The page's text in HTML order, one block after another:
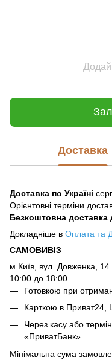
Доставка
Доставка по Україні
Орієнтовні терміни
Безкоштовна доставка
Докладніше в Оплата та
САМОВИВІЗ
м.Київ, вул. Довженка, 14
10:00 до 18:00
Готовкою при
Карткою в Приват24,
Через касу або
«ПриватБанк».
Мінімальна сума